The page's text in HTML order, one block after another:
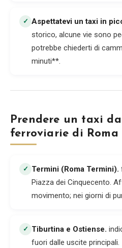
✓ Aspettatevi un taxi in
storico, alcune vie sono
potrebbe chiederti di
minuti**.
Prendere un taxi
ferroviarie di Roma
✓ Termini (Roma Termini).
Piazza dei Cinquecento.
movimento; nei giorni di
✓ Tiburtina e Ostiense.
fuori dalle uscite principali.